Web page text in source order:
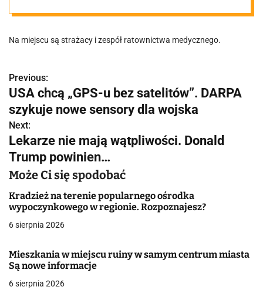
Na miejscu są strażacy i zespół ratownictwa medycznego.
N
a
w
i
g
a
c
a
w
Previous:
USA chcą „GPS-u bez satelitów”. DARPA
szykuje nowe sensory dla wojska
Next:
Lekarze nie mają wątpliwości. Donald
Trump powinien…
Może Ci się spodobać
Kradzież na terenie popularnego ośrodka
wypoczynkowego w regionie. Rozpoznajesz?
6 sierpnia 2026
Mieszkania w miejscu ruiny w samym centrum miasta
Są nowe informacje
6 sierpnia 2026